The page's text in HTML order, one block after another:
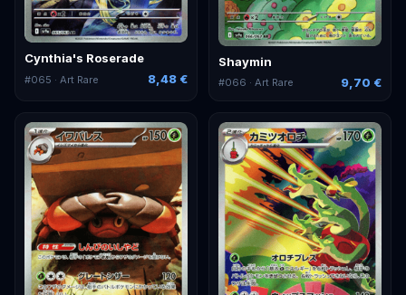
Cynthia's Roserade
#065 · Art Rare 8,48 €
Shaymin
#066 · Art Rare 9,70 €